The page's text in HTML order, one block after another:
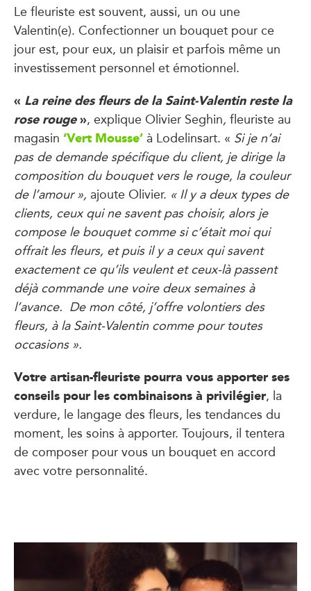
Le fleuriste est souvent, aussi, un ou une
Valentin(e). Confectionner un bouquet pour ce
jour est, pour eux, un plaisir et parfois même un
investissement personnel et émotionnel.
« La reine des fleurs de la Saint-Valentin reste la
rose rouge», explique Olivier Seghin, fleuriste au
magasin ‘Vert Mousse’ à Lodelinsart. « Si je n’ai
pas de demande spécifique du client, je dirige la
composition du bouquet vers le rouge, la couleur
de l’amour », ajoute Olivier. « Il y a deux types de
clients, ceux qui ne savent pas choisir, alors je
compose le bouquet comme si c’était moi qui
offrait les fleurs, et puis il y a ceux qui savent
exactement ce qu’ils veulent et ceux-là passent
déjà commande une voire deux semaines à
l’avance. De mon côté, j’offre volontiers des
fleurs, à la Saint-Valentin comme pour toutes
occasions ».
Votre artisan-fleuriste pourra vous apporter ses
conseils pour les combinaisons à privilégier, la
verdure, le langage des fleurs, les tendances du
moment, les soins à apporter. Toujours, il tentera
de composer pour vous un bouquet en accord
avec votre personnalité.